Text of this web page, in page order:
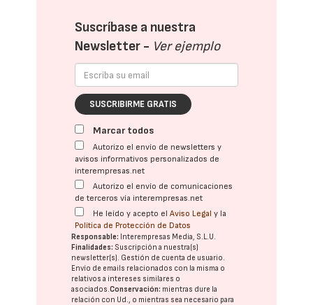
Suscríbase a nuestra
Newsletter - Ver ejemplo
SUSCRIBIRME GRATIS
Marcar todos
Autorizo el envío de newsletters y
avisos informativos personalizados de
interempresas.net
Autorizo el envío de comunicaciones
de terceros vía interempresas.net
He leído y acepto elAviso Legal y la
Política de Protección de Datos
Responsable: Interempresas Media, S.L.U.
Finalidades: Suscripción a nuestra(s)
newsletter(s). Gestión de cuenta de usuario.
Envío de emails relacionados con la misma o
relativos a intereses similares o
asociados.Conservación: mientras dure la
relación con Ud., o mientras sea necesario para